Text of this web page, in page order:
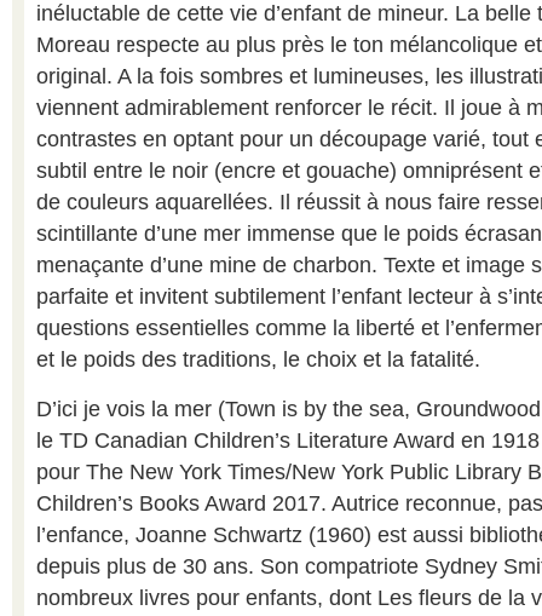
inéluctable de cette vie d’enfant de mineur. La
Moreau respecte au plus près le ton mélancolique
original. A la fois sombres et lumineuses, les
viennent admirablement renforcer le récit. Il joue à
contrastes en optant pour un découpage varié, tout
subtil entre le noir (encre et gouache) omniprésent
de couleurs aquarellées. Il réussit à nous faire
scintillante d’une mer immense que le poids
menaçante d’une mine de charbon. Texte et image
parfaite et invitent subtilement l’enfant lecteur à
questions essentielles comme la liberté et
et le poids des traditions, le choix et la fatalité.
D’ici je vois la mer (Town is by the sea,
le TD Canadian Children’s Literature Award en
pour The New York Times/New York Public Library
Children’s Books Award 2017. Autrice reconnue,
l’enfance, Joanne Schwartz (1960) est aussi
depuis plus de 30 ans. Son compatriote Sydney
nombreux livres pour enfants, dont Les fleurs de la